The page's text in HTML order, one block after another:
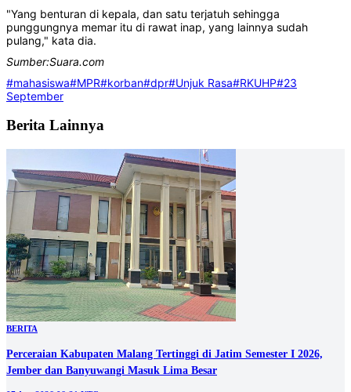
"Yang benturan di kepala, dan satu terjatuh sehingga
punggungnya memar itu di rawat inap, yang lainnya sudah
pulang," kata dia.
Sumber:Suara.com
#mahasiswa#MPR#korban#dpr#Unjuk Rasa#RKUHP#23
September
Berita Lainnya
BERITA
Perceraian Kabupaten Malang Tertinggi di Jatim Semester I 2026,
Jember dan Banyuwangi Masuk Lima Besar